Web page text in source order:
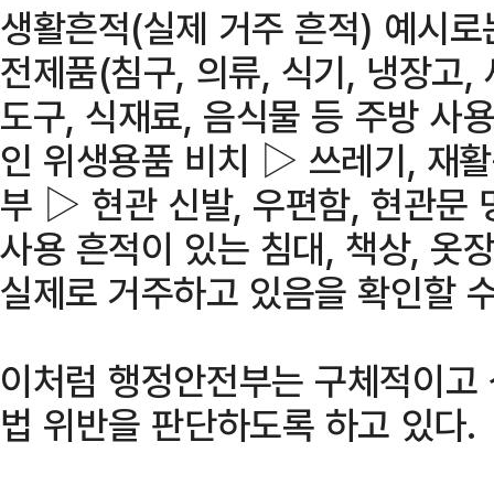
생활흔적(실제 거주 흔적) 예시
전제품(침구, 의류, 식기, 냉장
도구, 식재료, 음식물 등 주방
인 위생용품 비치 ▷ 쓰레기, 재
부 ▷ 현관 신발, 우편함, 현관문
사용 흔적이 있는 침대, 책상, 옷
실제로 거주하고 있음을 확인할
이처럼 행정안전부는 구체적이
법 위반을 판단하도록 하고 있다.